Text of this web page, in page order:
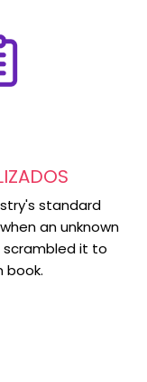
standard
an unknown
it to
book.